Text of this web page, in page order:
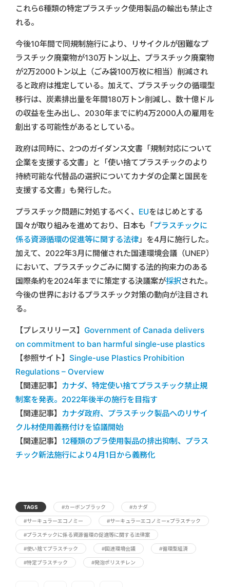
これら6種類の特定プラスチック使用製品の輸出も禁止さ
れる。
今後10年間で同規制施行により、リサイクルが困難なプ
ラスチック廃棄物が130万トン以上、プラスチック廃棄物
が2万2000トン以上（ごみ袋100万枚に相当）削減され
ると政府は推定している。加えて、プラスチックの循環型
移行は、炭素排出量を年間180万トン削減し、数十億ドル
の収益を生み出し、2030年までに約4万2000人の雇用を
創出する可能性があるとしている。
政府は同時に、2つのガイダンス文書「規制対応について
企業を支援する文書」と「使い捨てプラスチックのより
持続可能な代替品の選択についてカナダの企業と国民を
支援する文書」も発行した。
プラスチック問題に対処するべく、 EUをはじめとする
国々が取り組みを進めており、日本も「プラスチックに
係る資源循環の促進等に関する法律 」を4月に施行した。
加えて、2022年3月に開催された国連環境会議（UNEP）
において、プラスチックごみに関する法的拘束力のある
国際条約を2024年までに策定する決議案が採択された。
今後の世界におけるプラスチック対策の動向が注目され
る。
【プレスリリース】 Government of Canada delivers
on commitment to ban harmful single-use plastics
【参照サイト】 Single-use Plastics Prohibition
Regulations – Overview
【関連記事】
カナダ、特定使い捨てプラスチック禁止規
制案を発表。2022年後半の施行を目指す
【関連記事】
カナダ政府、プラスチック製品へのリサイ
クル材使用義務付けを協議開始
【関連記事】 12種類のプラ使用製品の排出抑制、プラス
チック新法施行により4月1日から義務化
TAGS #カーボンブラック #カナダ
#サーキュラーエコノミー #サーキュラーエコノミー×プラスチック
#プラスチックに係る資源循環の促進等に関する法律案
#使い捨てプラスチック #国連環境会議 #循環型経済
#特定プラスチック #発泡ポリスチレン